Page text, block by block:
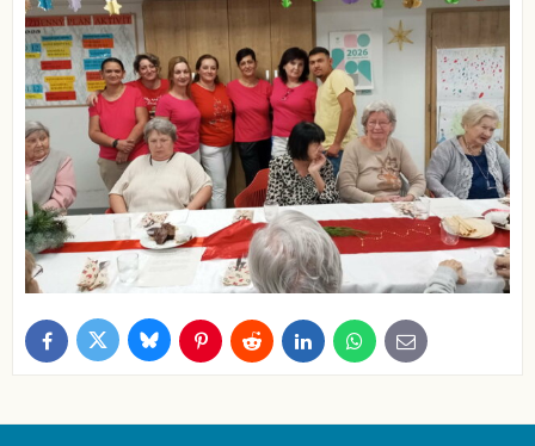
FacebookTwitter BlueskyPinterestReddit LinkedInWhatsApp
E-
mail